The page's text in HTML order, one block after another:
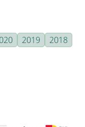
2019
2018